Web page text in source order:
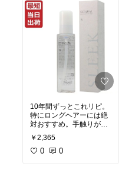
10年間ずっとこれリピ。
特にロングヘアーには絶
対おすすめ。手触りがな
めらかになって、まるで
髪質が変わったように。
￥2,365
0 0